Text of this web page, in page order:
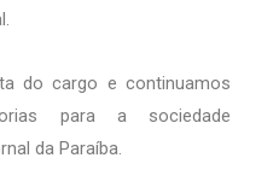
do cargo e continuamos
para a sociedade
da Paraíba.